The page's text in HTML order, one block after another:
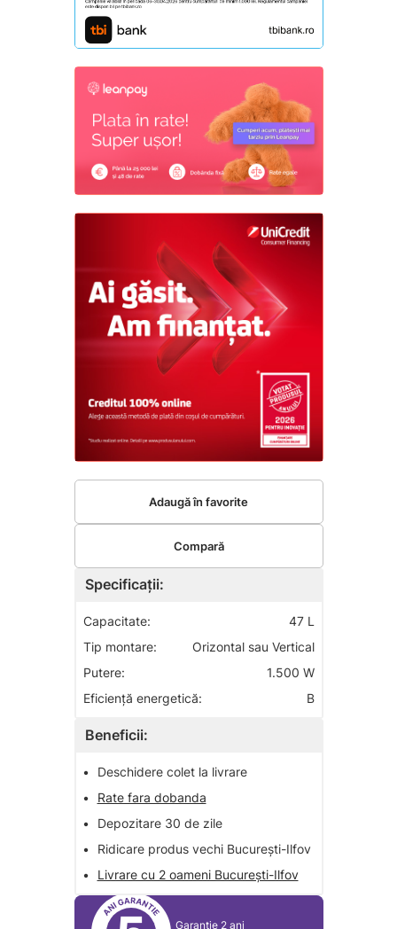
Specificații:
Capacitate:
47 L
Tip montare:
Orizontal sau Vertical
Putere:
1.500 W
Eficiență energetică:
B
Beneficii:
•
Deschidere colet la livrare
•
Rate fara dobanda
•
Depozitare 30 de zile
•
Ridicare produs vechi București-Ilfov
•
Livrare cu 2 oameni București-Ilfov
Garantie 2 ani
Adaugă în favorite
Compară